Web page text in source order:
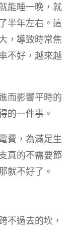
能睡一晚，就
半年左右。這
，導致時常焦
不好，越來越
而影響平時的
的一件事。
費，為滿足生
真的不需要節
就不好了。
不過去的坎，